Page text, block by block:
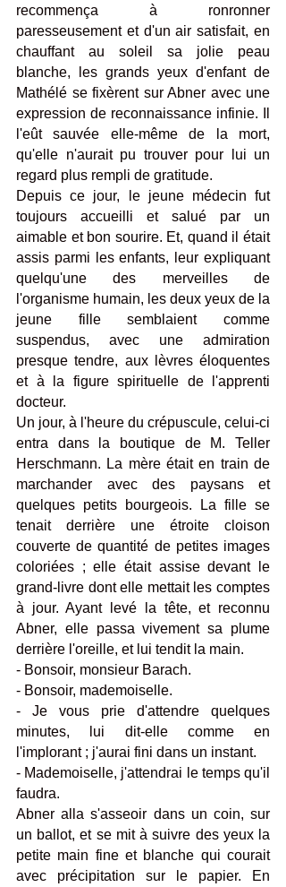
recommença à ronronner
paresseusement et d'un air satisfait, en
chauffant au soleil sa jolie peau
blanche, les grands yeux d'enfant de
Mathélé se fixèrent sur Abner avec une
expression de reconnaissance infinie. Il
l'eût sauvée elle-même de la mort,
qu'elle n'aurait pu trouver pour lui un
regard plus rempli de gratitude.
Depuis ce jour, le jeune médecin fut
toujours accueilli et salué par un
aimable et bon sourire. Et, quand il était
assis parmi les enfants, leur expliquant
quelqu'une des merveilles de
l'organisme humain, les deux yeux de la
jeune fille semblaient comme
suspendus, avec une admiration
presque tendre, aux lèvres éloquentes
et à la figure spirituelle de l'apprenti
docteur.
Un jour, à l'heure du crépuscule, celui-ci
entra dans la boutique de M. Teller
Herschmann. La mère était en train de
marchander avec des paysans et
quelques petits bourgeois. La fille se
tenait derrière une étroite cloison
couverte de quantité de petites images
coloriées ; elle était assise devant le
grand-livre dont elle mettait les comptes
à jour. Ayant levé la tête, et reconnu
Abner, elle passa vivement sa plume
derrière l'oreille, et lui tendit la main.
- Bonsoir, monsieur Barach.
- Bonsoir, mademoiselle.
- Je vous prie d'attendre quelques
minutes, lui dit-elle comme en
l'implorant ; j'aurai fini dans un instant.
- Mademoiselle, j'attendrai le temps qu'il
faudra.
Abner alla s'asseoir dans un coin, sur
un ballot, et se mit à suivre des yeux la
petite main fine et blanche qui courait
avec précipitation sur le papier. En